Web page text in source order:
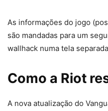
As informações do jogo
são mandadas para um
wallhack numa tela
Como a Riot
A nova atualização do